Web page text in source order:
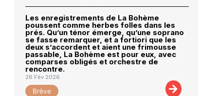
Les enregistrements de La Bohème
poussent comme herbes folles dans les
prés. Qu’un ténor émerge, qu’une soprano
se fasse remarquer, et a fortiori que les
deux s’accordent et aient une frimousse
passable, La Bohème est pour eux, avec
comparses obligés et orchestre de
rencontre.
28 Fév 2026
Brève